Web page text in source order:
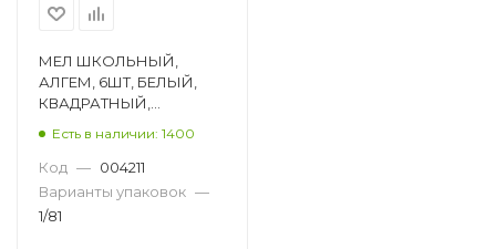
МЕЛ ШКОЛЬНЫЙ,
АЛГЕМ, 6ШТ, БЕЛЫЙ,
КВАДРАТНЫЙ,
НМБ-6
Есть в наличии: 1400
Код — 004211
Варианты упаковок —
1/81